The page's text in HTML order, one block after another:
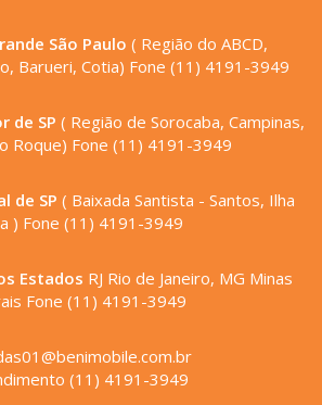
São Paulo ( Região do ABCD,
Barueri, Cotia) Fone (11) 4191-3949
de SP ( Região de Sorocaba, Campinas,
Roque) Fone (11) 4191-3949
de SP ( Baixada Santista - Santos, Ilha
) Fone (11) 4191-3949
Estados RJ Rio de Janeiro, MG Minas
Fone (11) 4191-3949
(11) 4191-3949